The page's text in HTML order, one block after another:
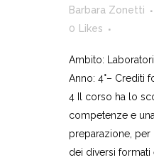
Barbara Zonetti
0
Likes
Ambito:
Anno: 4°– Crediti
4 Il corso ha lo
competenze e
preparazione,
dei diversi formati